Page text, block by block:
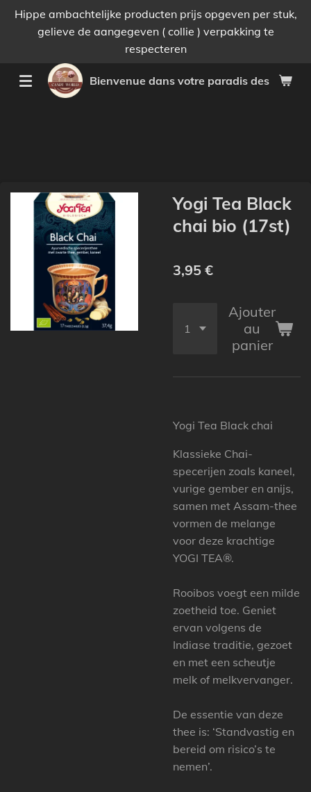
Passer
principal
Bienvenue dans votre paradis des
Hippe ambachtelijke producten prijs opgeven per stuk,
gelieve de aangegeven ( collie ) verpakking te
respecteren
Yogi Tea Black
chai bio (17st)
3,95 €
Ajouter
au
panier
Yogi Tea Black chai
Klassieke Chai-
specerijen zoals kaneel,
vurige gember en anijs,
samen met Assam-thee
vormen de melange
voor deze krachtige
YOGI TEA®.
Rooibos voegt een milde
zoetheid toe. Geniet
ervan volgens de
Indiase traditie, gezoet
en met een scheutje
melk of melkvervanger.
De essentie van deze
thee is: ‘Standvastig en
bereid om risico’s te
nemen’.